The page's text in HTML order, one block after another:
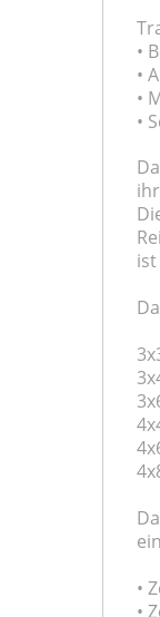
•
•
•
•
•
•